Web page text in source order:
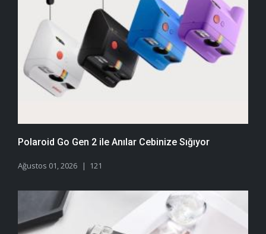
Polaroid Go Gen 2 ile Anılar Cebinize Sığıyor
Ağustos 01, 2026 121